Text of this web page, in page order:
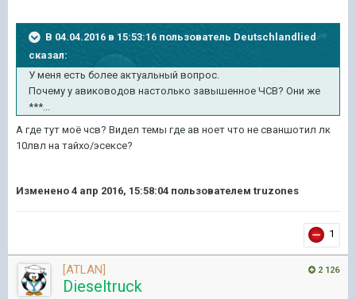
В 04.04.2016 в 15:53:16 пользователь Deutschlandlied
сказал:
У меня есть более актуальный вопрос.
Почему у авиководов настолько завышенное ЧСВ? Они же
***...
А где тут моё чсв? Видел темы где ав ноет что не сваншотил лк
10лвл на тайхо/эсексе?
Изменено 4 апр 2016, 15:58:04 пользователем truzones
1
2 126
[ATLAN]
Dieseltruck